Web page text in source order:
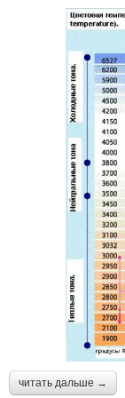
читать дальше →